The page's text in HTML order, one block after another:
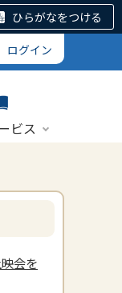
ひらがなをつける
ログイン
ビス
会を